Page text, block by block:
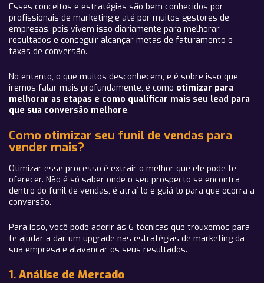
Esses conceitos e estratégias são bem conhecidos por
profissionais de marketing e até por muitos gestores de
empresas, pois vivem isso diariamente para melhorar
resultados e conseguir alcançar metas de faturamento e
taxas de conversão.
No entanto, o que muitos desconhecem, e é sobre isso que
iremos falar mais profundamente, é como otimizar para
melhorar as etapas e como qualificar mais seu lead para
que sua conversão melhore.
Como otimizar seu funil de vendas para
vender mais?
Otimizar esse processo é extrair o melhor que ele pode te
oferecer. Não é só saber onde o seu prospecto se encontra
dentro do funil de vendas, é atraí-lo e guiá-lo para que ocorra a
conversão.
Para isso, você pode aderir às 6 técnicas que trouxemos para
te ajudar a dar um upgrade nas estratégias de marketing da
sua empresa e alavancar os seus resultados.
1. Análise de Mercado